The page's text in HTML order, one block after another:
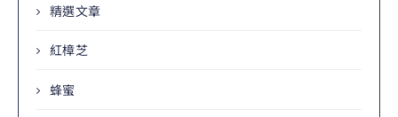
精選文章
紅樟芝
蜂蜜